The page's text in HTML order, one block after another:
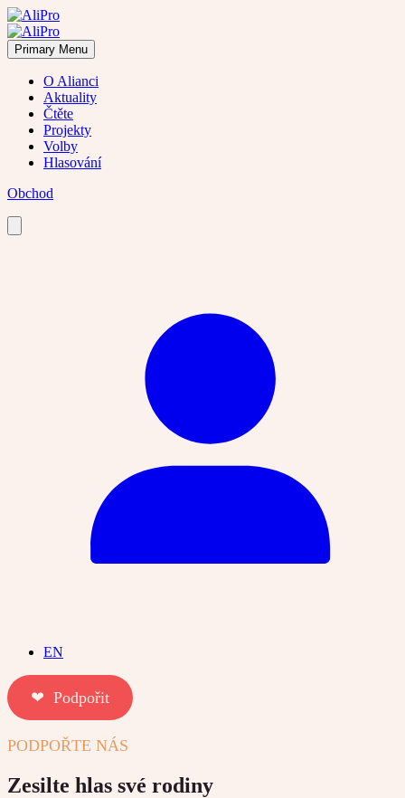
Skip
to
content
Primary Menu
O Alianci
Aktuality
Čtěte
Projekty
Volby
Hlasování
Obchod
EN
❤︎ Podpořit
PODPOŘTE NÁS
Zesilte hlas své rodiny